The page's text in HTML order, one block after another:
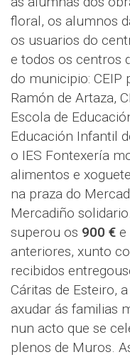
floral, os alumnos
os usuarios do
e todos os centros
do municipio: CEIP
Ramón de Artaza,
Escola de
Educación Infantil
o IES Fontexería
alimentos e
na praza do
Mercadiño
superou os 900 €
anteriores, xunto
recibidos
Cáritas de Esteiro,
axudar ás familias
nun acto que se
plenos de Muros.